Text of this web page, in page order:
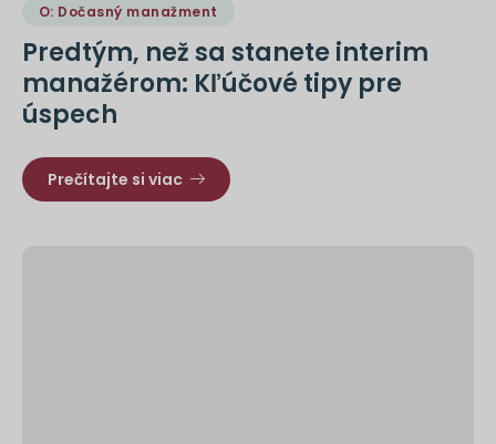
O: Dočasný manažment
Predtým, než sa stanete interim
manažérom: Kľúčové tipy pre
úspech
Prečítajte si viac